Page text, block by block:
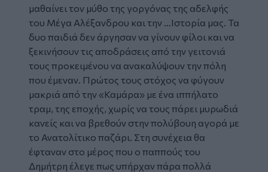
μαθαίνει τον μύθο της γοργόνας της αδελφής
του Μέγα Αλέξανδρου και την …Ιστορία μας. Τα
δυο παιδιά δεν άργησαν να γίνουν φίλοι και να
ξεκινήσουν τις αποδράσεις από την γειτονιά
τους προκειμένου να ανακαλύψουν την πόλη
που έμεναν. Πρώτος τους στόχος να φύγουν
μακριά από την «Καμάρα» με ένα ιππήλατο
τραμ, της εποχής, χωρίς να τους πάρει μυρωδιά
κανείς και να βρεθούν στην πολύβουη αγορά με
το Ανατολίτικο παζάρι. Στη συνέχεια θα
έφταναν στο μέρος που ο παππούς του
Δημήτρη έλεγε πως υπήρχαν πάρα πολλά